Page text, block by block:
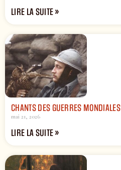
LIRE LA SUITE »
CHANTS DES GUERRES MONDIALES
mai 21, 2026
LIRE LA SUITE »